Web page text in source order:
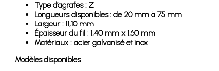
Type d’agrafes : Z
Longueurs disponibles : de 20 mm à 75 mm
Largeur : 11,10 mm
Épaisseur du fil : 1,40 mm x 1,60 mm
Matériaux : acier galvanisé et inox
Modèles disponibles